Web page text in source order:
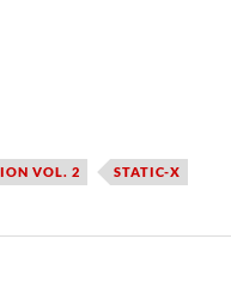
VOL. 2 STATIC-X